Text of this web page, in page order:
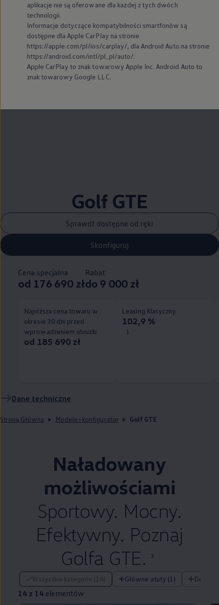
Golf GTE
Sprawdź dostępne od ręki
Skonfiguruj
Cena specjalna
od 176 690 zł
Rabat
do 9 000 zł
Najniższa cena towaru w
okresie 30 dni przed
wprowadzeniem obniżki
od 185 690 zł
Leasing Klasyczny
102,9 %
1
Dane techniczne
Strona Główna Modele i konfigurator Golf GTE
Naładowany
możliwościami
Sportowy. Mocny.
Efektywny. Poznaj
Golfa GTE.
3
Wszystkie kategorie (14) Główne atuty (1) Design
14 z 14 elementów
14 z 14 elementów
aplikacje nie są oferowane dla każdej z tych dwóch
technologii.
Informacje dotyczące kompatybilności smartfonów są
dostępne dla Apple CarPlay na stronie
https://apple.com/pl/ios/carplay/, dla Android Auto na stronie
https://android.com/intl/pl_pl/auto/.
Apple CarPlay to znak towarowy Apple Inc. Android Auto to
znak towarowy Google LLC.